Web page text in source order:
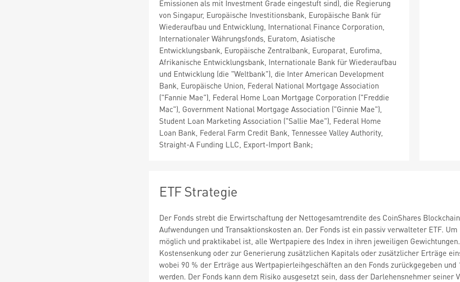
Emissionen als mit Investment Grade eingestuft sind), die Regierung
von Singapur, Europäische Investitionsbank, Europäische Bank für
Wiederaufbau und Entwicklung, International Finance Corporation,
Internationaler Währungsfonds, Euratom, Asiatische
Entwicklungsbank, Europäische Zentralbank, Europarat, Eurofima,
Afrikanische Entwicklungsbank, Internationale Bank für Wiederaufbau
und Entwicklung (die "Weltbank"), die Inter American Development
Bank, Europäische Union, Federal National Mortgage Association
("Fannie Mae"), Federal Home Loan Mortgage Corporation ("Freddie
Mac"), Government National Mortgage Association ("Ginnie Mae"),
Student Loan Marketing Association ("Sallie Mae"), Federal Home
Loan Bank, Federal Farm Credit Bank, Tennessee Valley Authority,
Straight-A Funding LLC, Export-Import Bank;
ETF Strategie
Der Fonds strebt die Erwirtschaftung der Nettogesamtrendite des CoinShares
Aufwendungen und Transaktionskosten an. Der Fonds ist ein passiv verwalteter ETF.
möglich und praktikabel ist, alle Wertpapiere des Index in ihren jeweiligen
Kostensenkung oder zur Generierung zusätzlichen Kapitals oder zusätzlicher Erträge
wobei 90 % der Erträge aus Wertpapierleihgeschäften an den Fonds zurückgegeben
werden. Der Fonds kann dem Risiko ausgesetzt sein, dass der Darlehensnehmer